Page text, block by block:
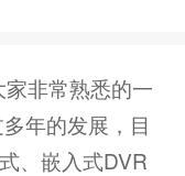
非常熟悉的一
年的发展，目
、嵌入式DVR